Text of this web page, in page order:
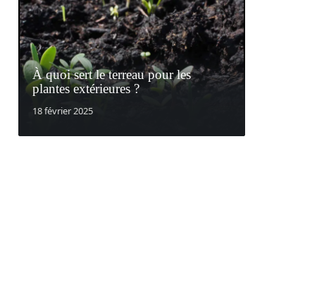
À quoi sert le terreau pour les
plantes extérieures ?
18 février 2025